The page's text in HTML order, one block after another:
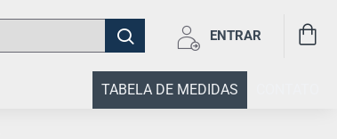
ENTRAR
TABELA DE MEDIDAS